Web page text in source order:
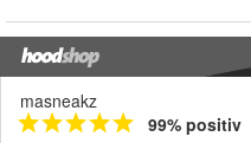
masneakz
99% positiv